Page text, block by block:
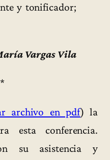
y tonificador;
Vargas Vila
archivo en pdf) la
esta conferencia.
su asistencia y